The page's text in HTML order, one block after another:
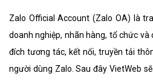
Zalo Official Account (Zalo OA) là
doanh nghiệp, nhãn hàng, tổ chức
đích tương tác, kết nối, truyền tải
người dùng Zalo. Sau đây VietWeb